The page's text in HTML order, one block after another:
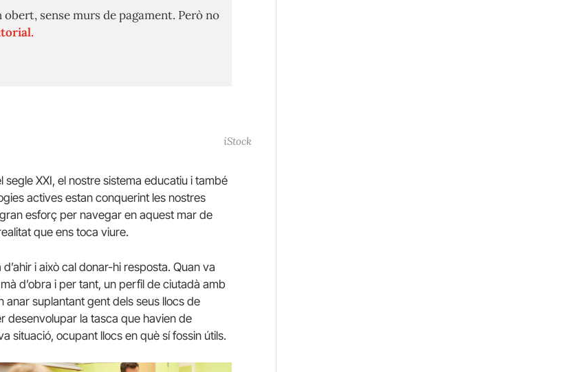
sense murs de pagament. Però no
iStock
XXI, el nostre sistema educatiu i també
actives estan conquerint les nostres
esforç per navegar en aquest mar de
que ens toca viure.
i això cal donar-hi resposta. Quan va
d’obra i per tant, un perfil de ciutadà amb
anar suplantant gent dels seus llocs de
desenvolupar la tasca que havien de
situació, ocupant llocs en què sí fossin útils.